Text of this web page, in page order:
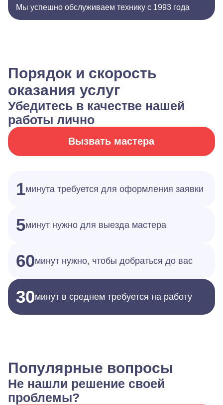
Мы успешно обслуживаем технику с 1993 года
Порядок и скорость
оказания услуг
Убедитесь в качестве нашей
работы лично
Вызвать мастера
1минута требуется для оформления заявки
5минут нужно для выезда мастера
60минут нужно, чтобы добраться до вас
30минут в среднем требуется на работу
Популярные вопросы
Не нашли решение своей
проблемы?